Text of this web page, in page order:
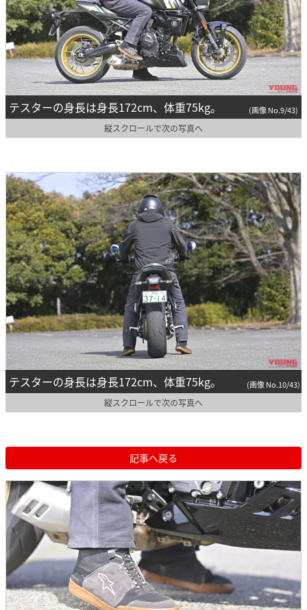
テスターの身長は身長172cm、体重75kg。 (画像 No.9/43)
縦スクロールで次の写真へ
テスターの身長は身長172cm、体重75kg。 (画像 No.10/43)
縦スクロールで次の写真へ
記事へ戻る